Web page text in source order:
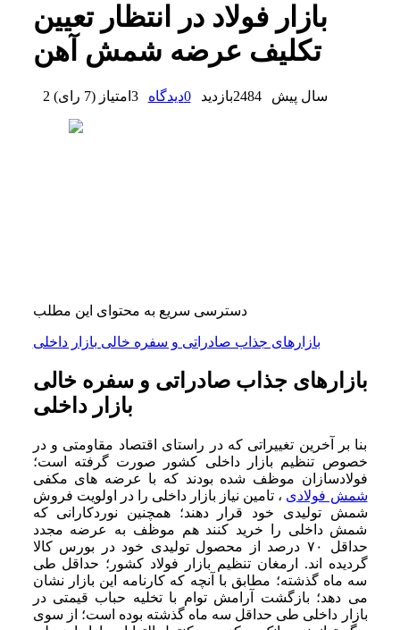
بازار فولاد در انتظار تعیین
تکلیف عرضه شمش آهن
2 سال پیش 2484بازدید 0دیدگاه 3 امتیاز (7 رای )
دسترسی سریع به محتوای این مطلب
بازارهای جذاب صادراتی و سفره‌ خالی بازار داخلی
بازارهای جذاب صادراتی و سفره‌ خالی
بازار داخلی
بنا بر آخرین تغییراتی که در راستای اقتصاد مقاومتی و در
خصوص تنظیم بازار داخلی کشور صورت گرفته است؛
فولادسازان موظف شده بودند که با عرضه های مکفی
شمش فولادی ، تامین نیاز بازار داخلی را در اولویت فروش
شمش تولیدی خود قرار دهند؛ همچنین نوردکارانی که
شمش داخلی را خرید کنند هم موظف به عرضه مجدد
حداقل ۷۰ درصد از محصول تولیدی خود در بورس کالا
گردیده‌ اند. ارمغان تنظیم بازار فولاد کشور؛ حداقل طی
سه ماه گذشته؛ مطابق با آنچه که کارنامه این بازار نشان
می دهد؛ بازگشت آرامش توام با تخلیه حباب قیمتی در
بازار داخلی طی حداقل سه ماه گذشته بوده است؛ از سوی